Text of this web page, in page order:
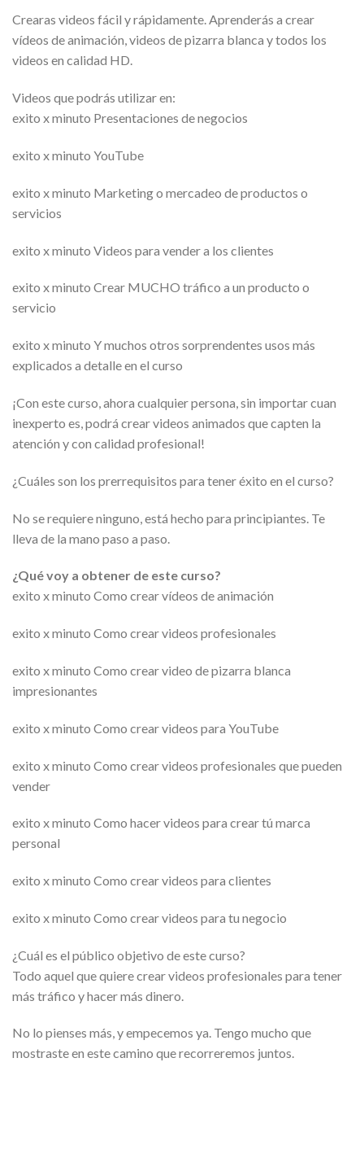
Crearas videos fácil y rápidamente. Aprenderás a crear
vídeos de animación, videos de pizarra blanca y todos los
videos en calidad HD.
Videos que podrás utilizar en:
exito x minuto Presentaciones de negocios
exito x minuto YouTube
exito x minuto Marketing o mercadeo de productos o
servicios
exito x minuto Videos para vender a los clientes
exito x minuto Crear MUCHO tráfico a un producto o
servicio
exito x minuto Y muchos otros sorprendentes usos más
explicados a detalle en el curso
¡Con este curso, ahora cualquier persona, sin importar cuan
inexperto es, podrá crear videos animados que capten la
atención y con calidad profesional!
¿Cuáles son los prerrequisitos para tener éxito en el curso?
No se requiere ninguno, está hecho para principiantes. Te
lleva de la mano paso a paso.
¿Qué voy a obtener de este curso?
exito x minuto Como crear vídeos de animación
exito x minuto Como crear videos profesionales
exito x minuto Como crear video de pizarra blanca
impresionantes
exito x minuto Como crear videos para YouTube
exito x minuto Como crear videos profesionales que pueden
vender
exito x minuto Como hacer videos para crear tú marca
personal
exito x minuto Como crear videos para clientes
exito x minuto Como crear videos para tu negocio
¿Cuál es el público objetivo de este curso?
Todo aquel que quiere crear videos profesionales para tener
más tráfico y hacer más dinero.
No lo pienses más, y empecemos ya. Tengo mucho que
mostraste en este camino que recorreremos juntos.